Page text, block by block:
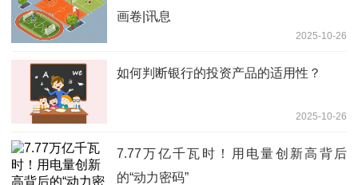
画卷|讯息
2025-10-26
如何判断银行的投资产品的适用性？
2025-10-26
7.77万亿千瓦时！用电量创新高背后
的“动力密码”